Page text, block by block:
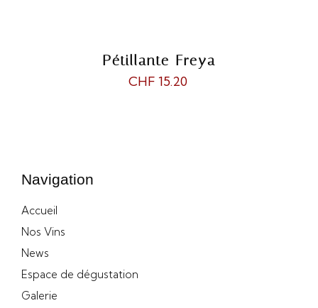
Pétillante Freya
CHF 15.20
Navigation
Accueil
Nos Vins
News
Espace de dégustation
Galerie